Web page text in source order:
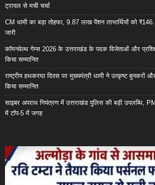
ट्रायल से मची चर्चा
CM धामी का बड़ा तोहफा, 9.87 लाख पेंशन लाभार्थियों को
जारी
कॉमनवेल्थ गेम्स 2026 के उत्तराखंड के पदक विजेताओं और
किया सम्मानित
राष्ट्रीय हथकरघा दिवस पर मुख्यमंत्री धामी ने उत्कृष्ट बुनकरों
किया सम्मानित
साइबर अपराध नियंत्रण में उत्तराखंड पुलिस की बड़ी उपलब्धि,
में टॉप-5 में जगह